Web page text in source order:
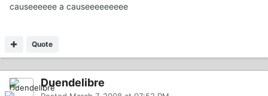
causeeeeee a causeeeeeeeee
Quote
Duendelibre